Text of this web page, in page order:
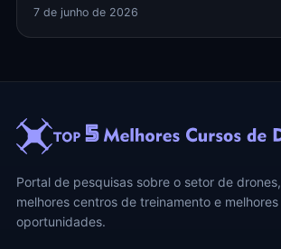
7 de junho de 2026
Portal de pesquisas sobre o setor de drones,
melhores centros de treinamento e melhores
oportunidades.